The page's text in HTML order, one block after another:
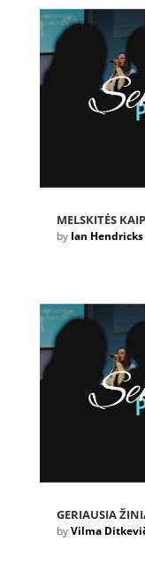
MELSKITĖS
by Ian Hendricks
GERIAUSIA
byVilma